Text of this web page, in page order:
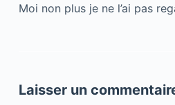
Moi non plus je ne l’ai pas
Laisser un